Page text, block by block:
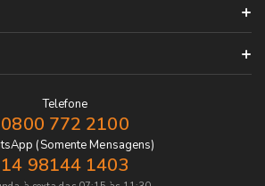
Telefone
0800 772 2100
(Somente Mensagens)
14 98144 1403